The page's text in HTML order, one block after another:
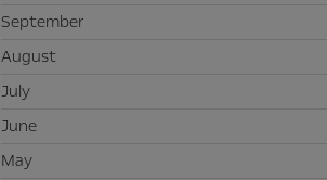
September
August
July
June
May